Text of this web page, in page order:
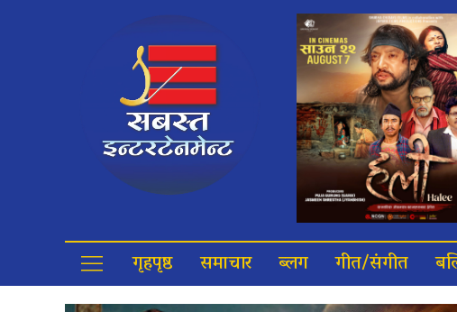
गृहपृष्ठ समाचार ब्लग गीत/संगीत